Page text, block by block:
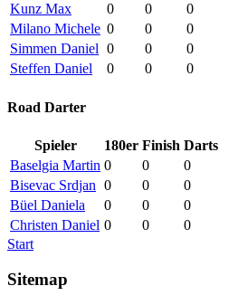
Kunz Max
0 0
0
Milano Michele 0 0
0
Simmen Daniel 0 0
0
Steffen Daniel
0 0 0
Road Darter
Spieler 180er Finish Darts
Baselgia Martin 0 0
0
Bisevac Srdjan 0 0
0
Büel Daniela
0 0
0
Christen Daniel 0 0
0
Start
Sitemap